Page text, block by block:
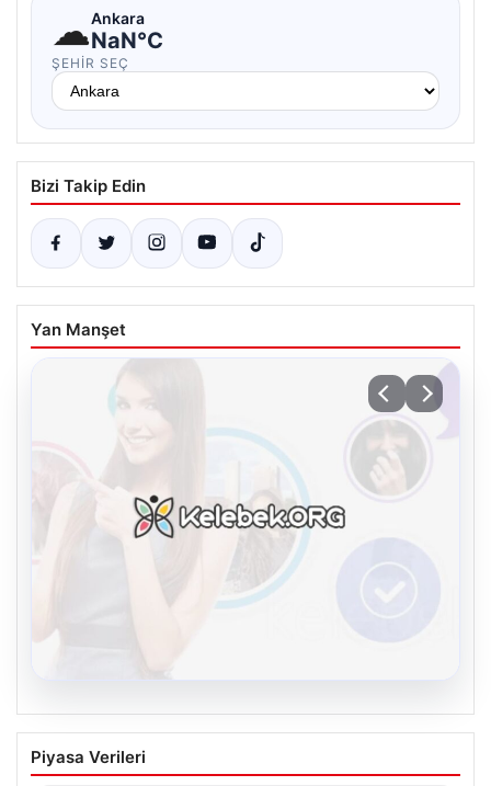
☁Ankara
NaN°C
ŞEHIR SEÇ
Bizi Takip Edin
Yan Manşet
Kelebek.Org İle Dijital İletişimin Seviyeli
Adresi Ve Chat Deneyimi
Piyasa Verileri